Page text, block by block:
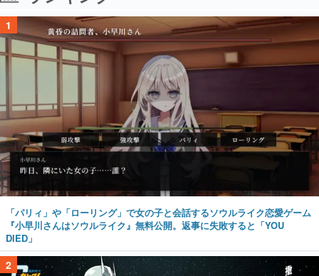
1
「パリィ」や「ローリング」で女の子と会話するソウルライク恋愛ゲーム
『小早川さんはソウルライク』無料公開。返事に失敗すると「YOU
DIED」
2